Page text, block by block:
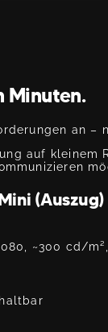
Minuten.
an
auf
(Auszug)
~300 cd/